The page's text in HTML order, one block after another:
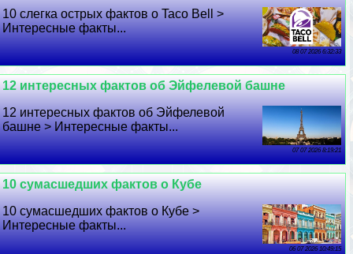
10 слегка острых фактов о Taco Bell >
Интересные факты...
08 07 2026 6:32:33
12 интересных фактов об Эйфелевой башне
12 интересных фактов об Эйфелевой
башне > Интересные факты...
07 07 2026 8:19:21
10 cyмacшедших фактов о Кубе
10 cyмacшедших фактов о Кубе >
Интересные факты...
06 07 2026 10:49:15